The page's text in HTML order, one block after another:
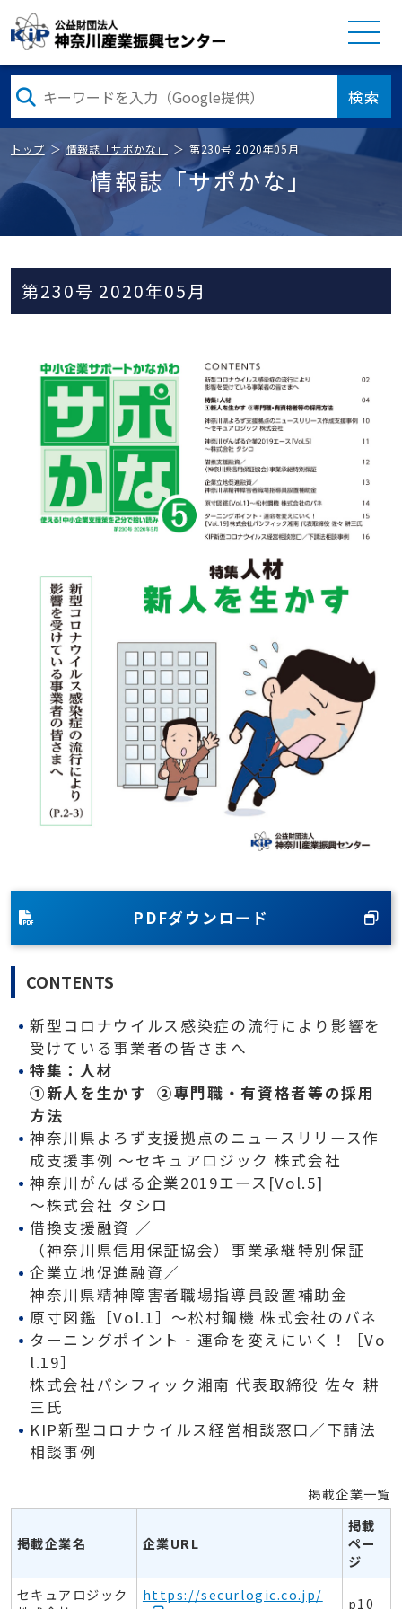
検索
トップ 情報誌「サポかな」 第230号 2020年05月
情報誌「サポかな」
第230号 2020年05月
CONTENTS
新型コロナウイルス感染症の流行により影響を
受けている事業者の皆さまへ
特集：人材
①新人を生かす ②専門職・有資格者等の採用
方法
神奈川県よろず支援拠点のニュースリリース作
成支援事例 〜セキュアロジック 株式会社
神奈川がんばる企業2019エース[Vol.5]
〜株式会社 タシロ
借換支援融資 ／
（神奈川県信用保証協会）事業承継特別保証
企業立地促進融資／
神奈川県精神障害者職場指導員設置補助金
原寸図鑑［Vol.1］〜松村鋼機 株式会社のバネ
ターニングポイント‐運命を変えにいく！［Vo
l.19］
株式会社パシフィック湘南 代表取締役 佐々 耕
三氏
KIP新型コロナウイルス経営相談窓口／下請法
相談事例
PDFダウンロード
掲載企業一覧
掲載企業名 企業URL
掲載
ペー
ジ
セキュアロジック
https://securlogic.co.jp/ p10